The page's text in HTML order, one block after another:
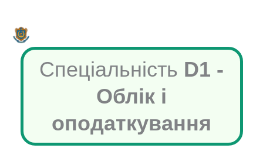
вмісту
Спеціальність D1 -
Облік і
оподаткування